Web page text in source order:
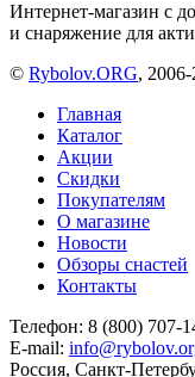
Интернет-магазин с
и снаряжение для
© Rybolov.ORG, 2006-
Главная
Каталог
Акции
Скидки
Покупателям
О магазине
Новости
Обзоры снастей
Контакты
Телефон: 8 (800) 707-
E-mail:
Россия, Санкт-